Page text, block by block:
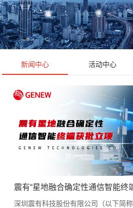
新闻中心 活动中心
震有“星地融合确定性通信智能终
深圳震有科技股份有限公司（以下简称